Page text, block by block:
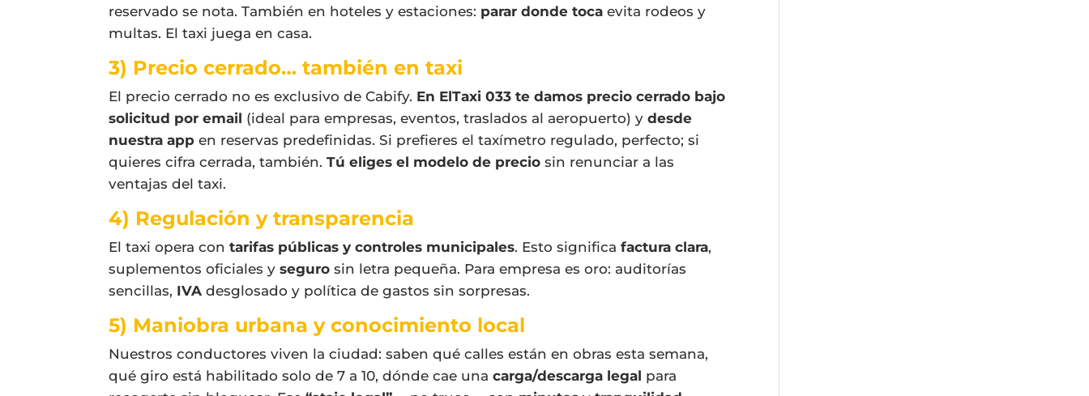
reservado se nota. También en hoteles y estaciones: parar donde tocaevita rodeos y
multas. El taxi juega en casa.
3) Precio cerrado… también en taxi
El precio cerrado no es exclusivo de Cabify. En ElTaxi 033 te damos precio cerrado bajo
solicitud por email (ideal para empresas, eventos, traslados al aeropuerto) ydesde
nuestra app en reservas predefinidas. Si prefieres el taxímetro regulado, perfecto; si
quieres cifra cerrada, también.Tú eliges el modelo de precio sin renunciar a las
ventajas del taxi.
4) Regulación y transparencia
El taxi opera contarifas públicas y controles municipales. Esto significafactura clara,
suplementos oficiales ysegurosin letra pequeña. Para empresa es oro: auditorías
sencillas, IVA desglosado y política de gastos sin sorpresas.
5) Maniobra urbana y conocimiento local
Nuestros conductores viven la ciudad: saben qué calles están en obras esta semana,
qué giro está habilitado solo de 7 a 10, dónde cae unacarga/descarga legal para